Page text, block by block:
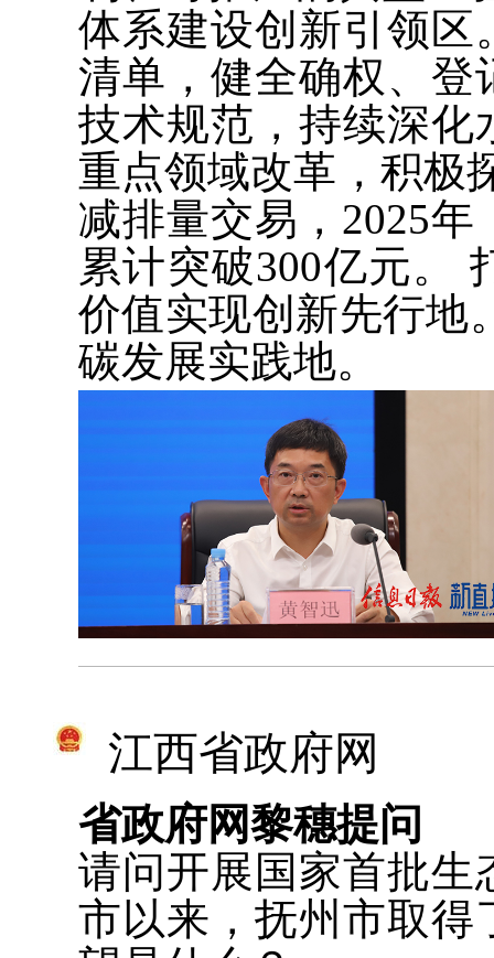
体系建设创新引领区
清单，健全确权、登
技术规范，持续深化
重点领域改革，积极
减排量交易，2025
累计突破300亿元。
价值实现创新先行地
碳发展实践地。
江西省政府网
省政府网黎穗提问
请问开展国家首批生
市以来，抚州市取得